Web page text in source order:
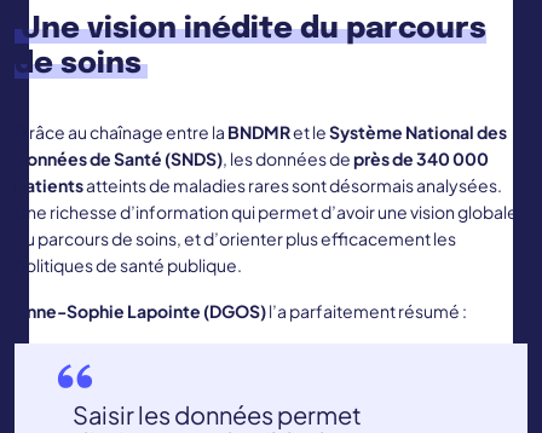
Une vision inédite du parcours
de soins
Grâce au chaînage entre la BNDMRet leSystème National des
Données de Santé (SNDS), les données deprès de 340 000
patientsatteints de maladies rares sont désormais analysées.
Une richesse d’information qui permet d’avoir une vision globale
du parcours de soins, et d’orienter plus efficacement les
politiques de santé publique.
Anne-Sophie Lapointe (DGOS)l’a parfaitement résumé :
Saisir les données permet